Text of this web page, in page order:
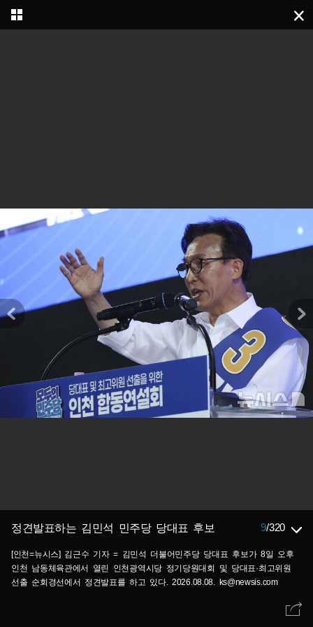
정견발표하는 김민석 민주당 당대표 후보 9/320
[인천=뉴시스] 김근수 기자 = 김민석 더불어민주당 당대표 후보가 8일 오후
인천 남동체육관에서 열린 인천광역시당 정기당원대회 및 당대표·최고위원
선출 순회경선에서 정견발표를 하고 있다. 2026.08.08. ks@newsis.com